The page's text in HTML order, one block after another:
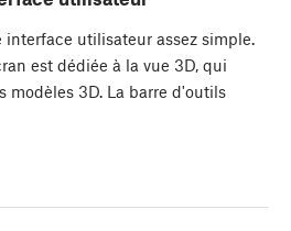
interface utilisateur assez simple.
est dédiée à la vue 3D, qui
modèles 3D. La barre d'outils